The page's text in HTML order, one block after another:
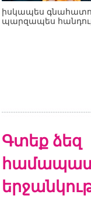
իսկապես
պարզապես
Գտեք ձեզ